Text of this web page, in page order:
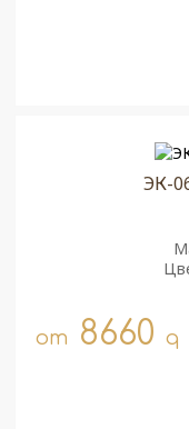
ЭК-
от 8660 q